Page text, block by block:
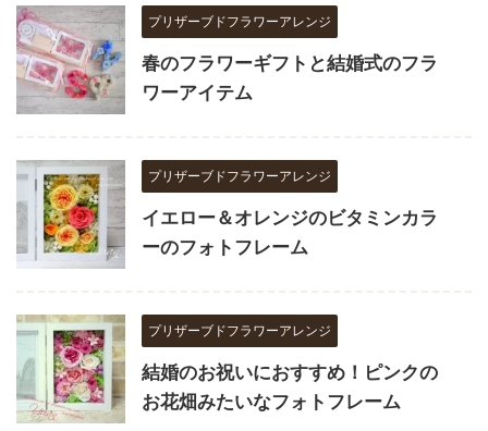
プリザーブドフラワーアレンジ
春のフラワーギフトと結婚式のフラ
ワーアイテム
プリザーブドフラワーアレンジ
イエロー＆オレンジのビタミンカラ
ーのフォトフレーム
プリザーブドフラワーアレンジ
結婚のお祝いにおすすめ！ピンクの
お花畑みたいなフォトフレーム